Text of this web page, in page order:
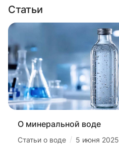
Статьи
О минеральной воде
Статьи о воде / 5 июня 2025